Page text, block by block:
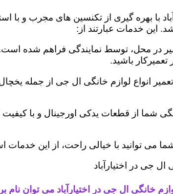
با بهره گیری از تکنسین های مجرب و با
این خدمات عبارتند از:
در محل، توسط نمایندگی فراهم شده
باشید.
انواع لوازم خانگی ال جی از جمله
شما از قطعات یدکی اورجینال و با
توانید با خیالی راحت، از این خدمات
جی در اختیارآباد
خانگی ال جی در اختیارآباد می توان نام